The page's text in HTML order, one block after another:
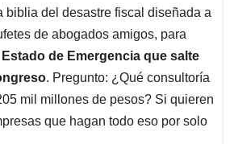
biblia del desastre fiscal diseñada a
de abogados amigos, para
de Emergencia que salte
. Pregunto: ¿Qué consultoría
mil millones de pesos? Si quieren
que hagan todo eso por solo